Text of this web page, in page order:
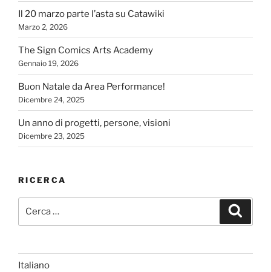
Il 20 marzo parte l’asta su Catawiki
Marzo 2, 2026
The Sign Comics Arts Academy
Gennaio 19, 2026
Buon Natale da Area Performance!
Dicembre 24, 2025
Un anno di progetti, persone, visioni
Dicembre 23, 2025
RICERCA
Italiano